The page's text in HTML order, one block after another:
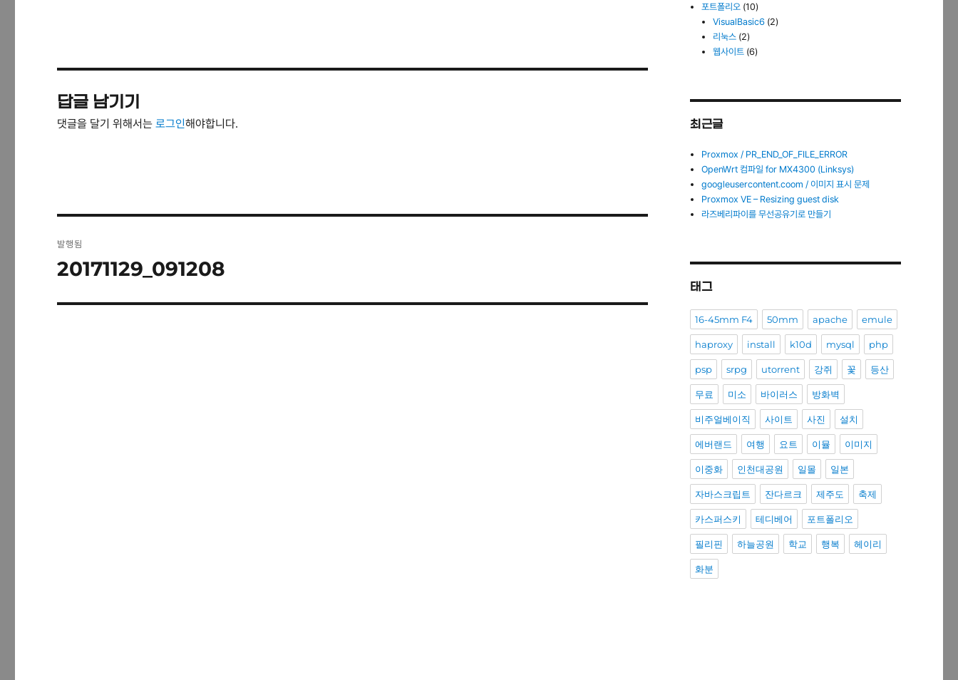
답글 남기기
댓글을 달기 위해서는로그인해야합니다.
탐
발행됨
20171129_091208
포트폴리오 (10)
VisualBasic6 (2)
리눅스 (2)
웹사이트 (6)
최근글
Proxmox / PR_END_OF_FILE_ERROR
OpenWrt 컴파일 for MX4300 (Linksys)
googleusercontent.coom / 이미지 표시 문제
Proxmox VE – Resizing guest disk
라즈베리파이를 무선공유기로 만들기
태그
16-45mm F4 50mm apache emule
haproxy install k10d mysql php
psp srpg utorrent 강쥐 꽃 등산
무료 미소 바이러스 방화벽
비주얼베이직 사이트 사진 설치
에버랜드 여행 요트 이뮬 이미지
이중화 인천대공원 일몰 일본
자바스크립트 잔다르크 제주도 축제
카스퍼스키 테디베어 포트폴리오
필리핀 하늘공원 학교 행복 헤이리
화분